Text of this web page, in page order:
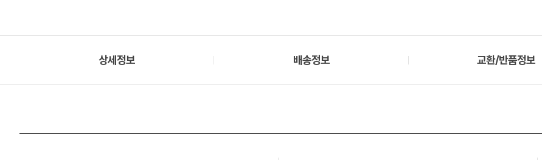
상세정보 배송정보 교환/반품정보